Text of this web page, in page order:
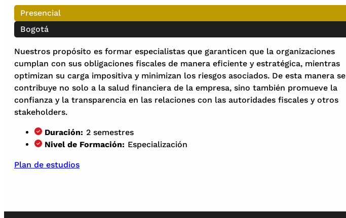
Presencial
Bogotá
Nuestros propósito es formar especialistas que garanticen que la organizaciones
cumplan con sus obligaciones fiscales de manera eficiente y estratégica, mientras
optimizan su carga impositiva y minimizan los riesgos asociados. De esta manera se
contribuye no solo a la salud financiera de la empresa, sino también promueve la
confianza y la transparencia en las relaciones con las autoridades fiscales y otros
stakeholders.
Duración: 2 semestres
Nivel de Formación: Especialización
Plan de estudios